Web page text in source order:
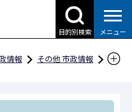
目的別検索 メニュー
情報
その他 市政情報
用承認に関する要綱